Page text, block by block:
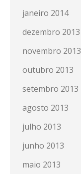
janeiro 2014
dezembro 2013
novembro 2013
outubro 2013
setembro 2013
agosto 2013
julho 2013
junho 2013
maio 2013